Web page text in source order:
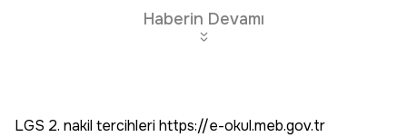
Haberin Devamı
LGS 2. nakil tercihleri https://e-okul.meb.gov.tr